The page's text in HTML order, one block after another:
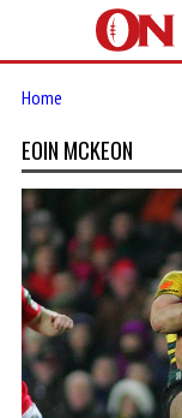
Home
EOIN MCKEON